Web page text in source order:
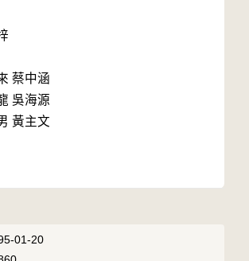
蔡中涵
吳海源
黃主文
01-20